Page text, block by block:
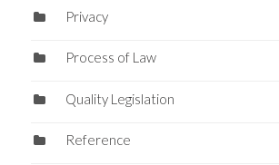
Privacy
Process of Law
Quality Legislation
Reference